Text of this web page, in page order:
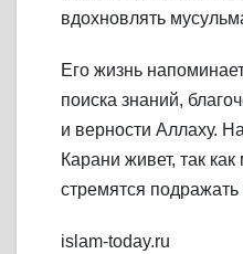
вдохновлять
Его жизнь
поиска знаний,
и верности Аллаху.
Карани живет, так
стремятся подражать
islam-today.ru